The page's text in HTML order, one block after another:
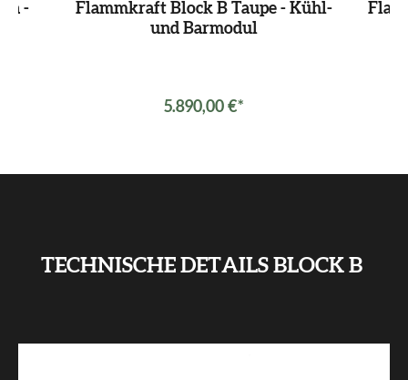
-
Flammkraft Block B Taupe - Kühl-
und Barmodul
5.890,00 €*
TECHNISCHE DETAILS BLOCK B